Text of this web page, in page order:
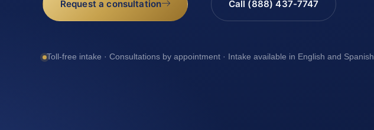
Request a consultation Call (888) 437-7747
Toll-free intake · Consultations by appointment · Intake available in English and Spanish